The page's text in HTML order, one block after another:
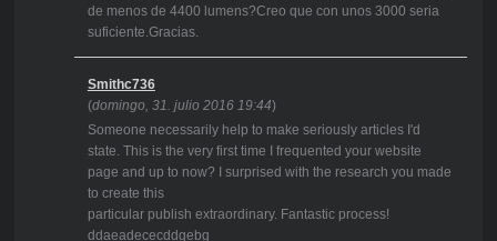
de menos de 4400 lumens?Creo que con unos 3000 seria
suficiente.Gracias.
Smithc736
(domingo, 31. julio 2016 19:44)
Someone necessarily help to make seriously articles I'd
state. This is the very first time I frequented your website
page and up to now? I surprised with the research you made
to create this
particular publish extraordinary. Fantastic process!
ddaeadececddgebg